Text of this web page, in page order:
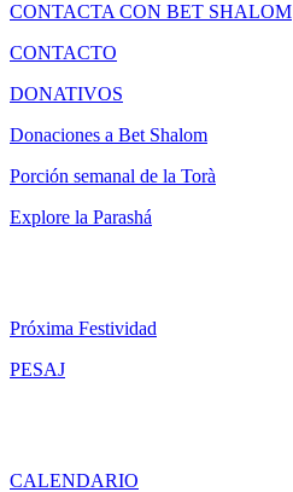
CONTACTA CON BET SHALOM
CONTACTO
DONATIVOS
Donaciones a Bet Shalom
Porción semanal de la Torà
Explore la Parashá
Próxima Festividad
PESAJ
CALENDARIO